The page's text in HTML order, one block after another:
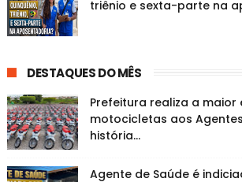
triênio e sexta-parte na
DESTAQUES DO MÊS
Prefeitura realiza a maior
motocicletas aos
história...
Agente de Saúde é